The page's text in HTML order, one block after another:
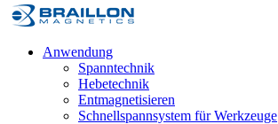
Anwendung
Spanntechnik
Hebetechnik
Entmagnetisieren
Schnellspannsystem für Werkzeuge